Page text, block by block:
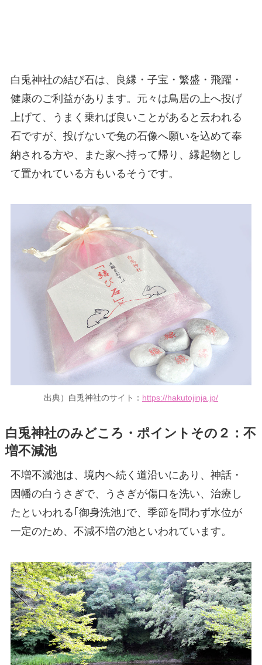
白兎神社の結び石は、良縁・子宝・繁盛・飛躍・
健康のご利益があります。元々は鳥居の上へ投げ
上げて、うまく乗れば良いことがあると云われる
石ですが、投げないで兔の石像へ願いを込めて奉
納される方や、また家へ持って帰り、縁起物とし
て置かれている方もいるそうです。
出典）白兎神社のサイト： https://hakutojinja.jp/
白兎神社のみどころ・ポイントその２： 不
増不減池
不増不減池は、境内へ続く道沿いにあり、神話・
因幡の白うさぎで、うさぎが傷口を洗い、治療し
たといわれる｢御身洗池｣で、季節を問わず水位が
一定のため、不減不増の池といわれています。